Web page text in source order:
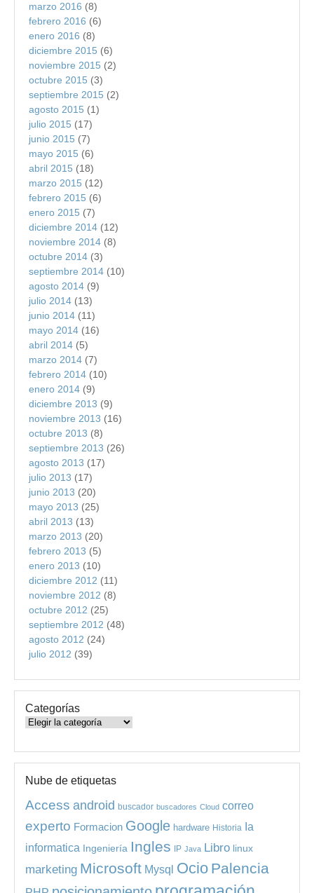
marzo 2016 (8)
febrero 2016 (6)
enero 2016 (8)
diciembre 2015 (6)
noviembre 2015 (2)
octubre 2015 (3)
septiembre 2015 (2)
agosto 2015 (1)
julio 2015 (17)
junio 2015 (7)
mayo 2015 (6)
abril 2015 (18)
marzo 2015 (12)
febrero 2015 (6)
enero 2015 (7)
diciembre 2014 (12)
noviembre 2014 (8)
octubre 2014 (3)
septiembre 2014 (10)
agosto 2014 (9)
julio 2014 (13)
junio 2014 (11)
mayo 2014 (16)
abril 2014 (5)
marzo 2014 (7)
febrero 2014 (10)
enero 2014 (9)
diciembre 2013 (9)
noviembre 2013 (16)
octubre 2013 (8)
septiembre 2013 (26)
agosto 2013 (17)
julio 2013 (17)
junio 2013 (20)
mayo 2013 (25)
abril 2013 (13)
marzo 2013 (20)
febrero 2013 (5)
enero 2013 (10)
diciembre 2012 (11)
noviembre 2012 (8)
octubre 2012 (25)
septiembre 2012 (48)
agosto 2012 (24)
julio 2012 (39)
Categorías
Categorías
Nube de etiquetas
Access android buscador buscadores Cloud correo
experto Formacion Google hardware Historia Ia
informatica Ingeniería Ingles IP Java Libro linux
marketing Microsoft Mysql Ocio Palencia